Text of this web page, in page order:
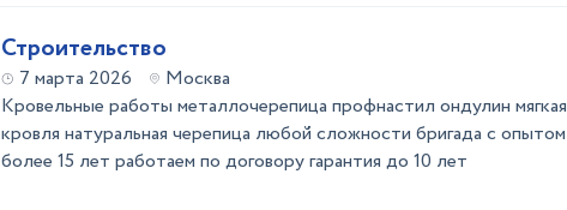
Строительство
7 марта 2026
Москва
Кровельные работы металлочерепица профнастил ондулин мягкая
кровля натуральная черепица любой сложности бригада с опытом
более 15 лет работаем по договору гарантия до 10 лет